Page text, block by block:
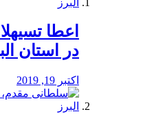
️اعطا
در استان
اکتبر 19, 2019